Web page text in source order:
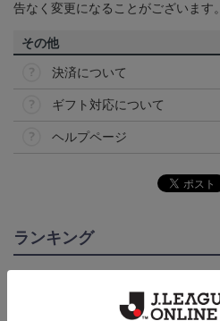
告なく変更になることがございます。
その他
決済について
ギフト対応について
ヘルプページ
ランキング
NEW